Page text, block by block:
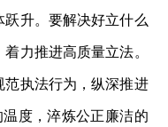
升。要解决好立什么
力推进高质量立法。
执法行为，纵深推进
度，淬炼公正廉洁的